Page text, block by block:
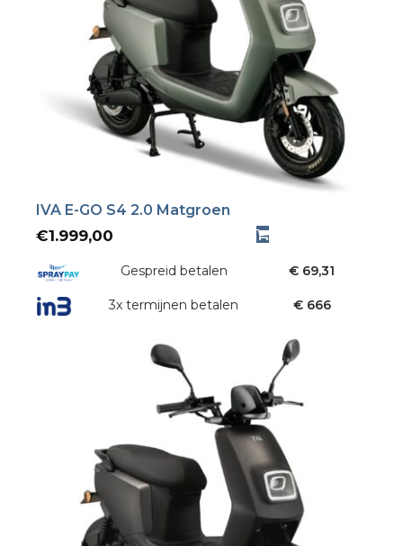
IVA E-GO S4 2.0 Matgroen
€1.999,00
Gespreid betalen € 69,31
3x termijnen betalen € 666